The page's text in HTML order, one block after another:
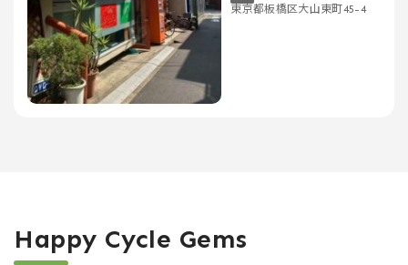
東京都板橋区大山東町45-4
Happy Cycle Gems